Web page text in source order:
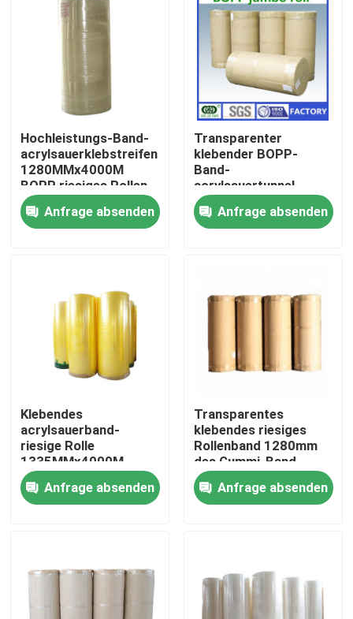
Haus
Produkte
Fabrik-Ausflug
Qualitätskontrolle
Treten Sie mit uns in Verbindung
Fordern Sie ein Zitat
HAUSTIER Klebstreifen
Hochleistungs-Band-
acrylsauerklebstreifen
1280MMx4000M
BOPP riesiges Rollen
Anfrage absenden
Transparenter
klebender BOPP-
Band-
acrylsauertunnel-
bohrwagen rollen
besonders
angefertigtes
Anfrage absenden
Klebendes
acrylsauerband-
riesige Rolle
1335MMx4000M
Gummi Opp BOPP
Anfrage absenden
Transparentes
klebendes riesiges
Rollenband 1280mm
des Gummi-Band-
riesiges Rollenbopp
Anfrage absenden